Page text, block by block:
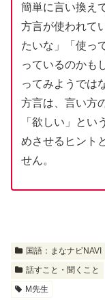
簡単に言い換え
方言が使われて
たいな」「使っ
っているのかも
ってみようでは
方言は、言い方
「欲しい」とい
めさせるヒント
せん。
国語：まなナビNAVI
話すこと・聞くこと
M先生